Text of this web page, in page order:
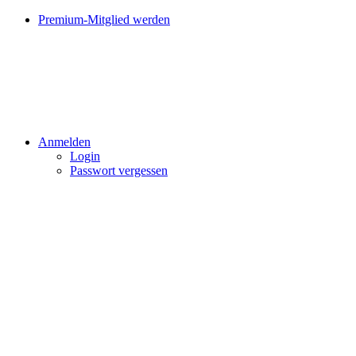
Premium-Mitglied werden
Anmelden
Login
Passwort vergessen